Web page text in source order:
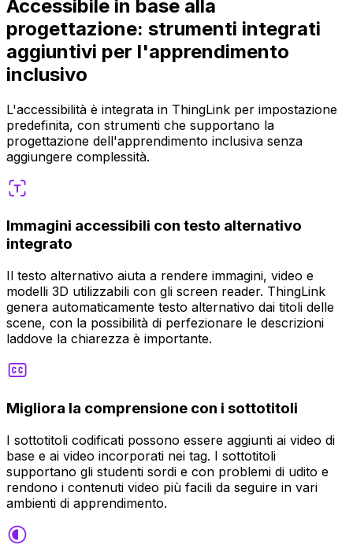
Accessibile in base alla
progettazione: strumenti integrati
aggiuntivi per l'apprendimento
inclusivo
L'accessibilità è integrata in ThingLink per impostazione
predefinita, con strumenti che supportano la
progettazione dell'apprendimento inclusiva senza
aggiungere complessità.
Immagini accessibili con testo alternativo
integrato
Il testo alternativo aiuta a rendere immagini, video e
modelli 3D utilizzabili con gli screen reader. ThingLink
genera automaticamente testo alternativo dai titoli delle
scene, con la possibilità di perfezionare le descrizioni
laddove la chiarezza è importante.
Migliora la comprensione con i sottotitoli
I sottotitoli codificati possono essere aggiunti ai video di
base e ai video incorporati nei tag. I sottotitoli
supportano gli studenti sordi e con problemi di udito e
rendono i contenuti video più facili da seguire in vari
ambienti di apprendimento.